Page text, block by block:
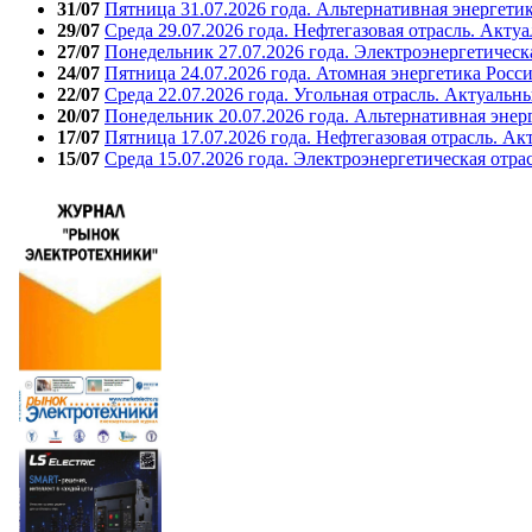
31/07 Пятница 31.07.2026 года. Альтернативная
29/07 Среда 29.07.2026 года. Нефтегазовая отрасль.
27/07 Понедельник 27.07.2026 года.
24/07 Пятница 24.07.2026 года. Атомная энергетика
22/07 Среда 22.07.2026 года. Угольная отрасль.
20/07 Понедельник 20.07.2026 года. Альтернативная
17/07 Пятница 17.07.2026 года. Нефтегазовая отрасль.
15/07 Среда 15.07.2026 года. Электроэнергетическая